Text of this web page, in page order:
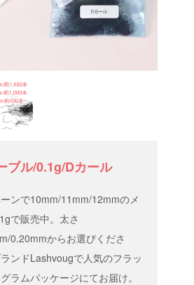
ブル/0.1g/Dカール
ンで10mm/11mm/12mmのメ
で販売中。太さ
0.20mmからお選びくださ
ンドLashvougで人気のフラッ
ラムパッケージにてお届け。